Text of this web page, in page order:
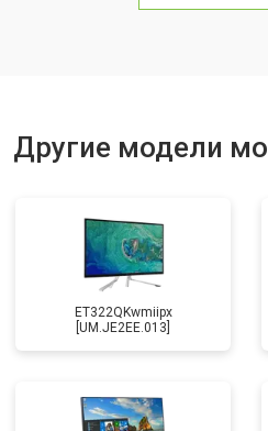
Другие модели
ET322QKwmiipx
[UM.JE2EE.013]